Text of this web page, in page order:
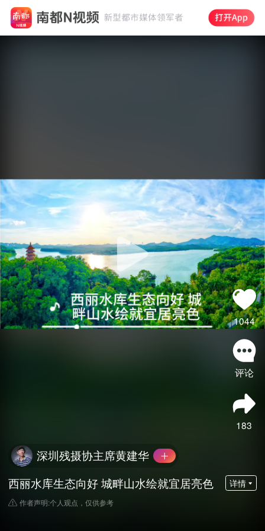
1044
评论
183
深圳残摄协主席黄建华
西丽水库生态向好 城畔山水绘就宜居亮色
详情
作者声明:个人观点，仅供参考